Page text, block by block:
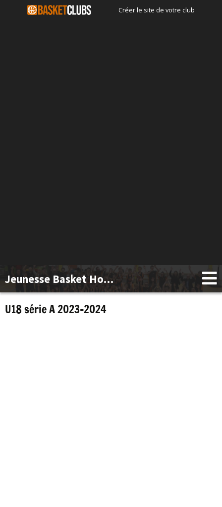
Créer le site de votre club
Jeunesse Basket Hotton
U18 série A 2023-2024